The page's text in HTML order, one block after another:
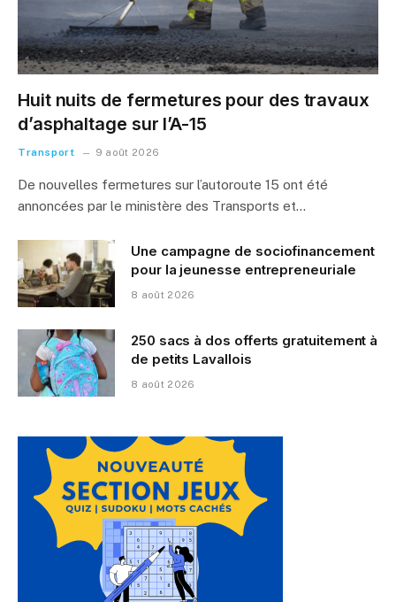
Huit nuits de fermetures pour des travaux
d’asphaltage sur l’A-15
Transport 9 août 2026
De nouvelles fermetures sur l’autoroute 15 ont été
annoncées par le ministère des Transports et…
Une campagne de sociofinancement
pour la jeunesse entrepreneuriale
8 août 2026
250 sacs à dos offerts gratuitement à
de petits Lavallois
8 août 2026